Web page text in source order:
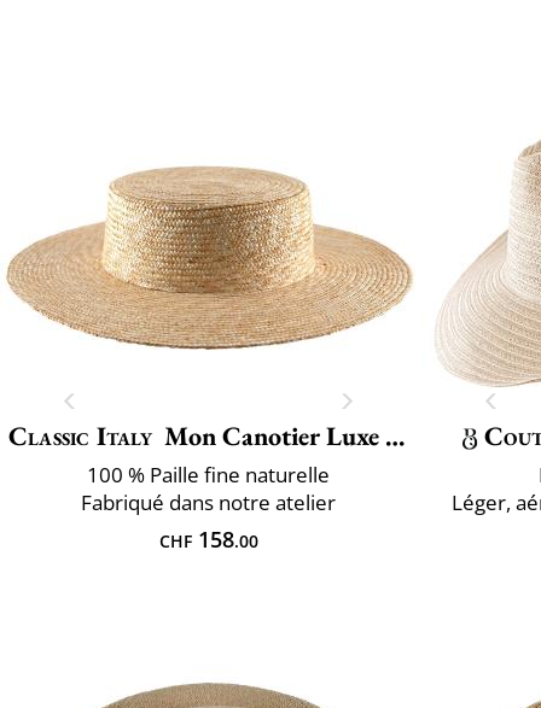
Classic Italy Mon Canotier Luxe Large
100 % Paille fine naturelle
Fabriqué dans notre atelier
CHF158.00
Léger,